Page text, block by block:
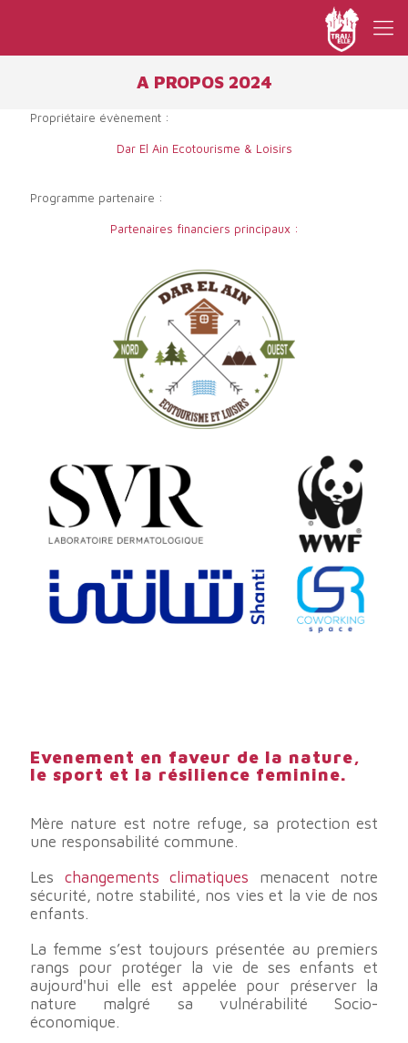
A PROPOS 2024
Propriétaire évènement :
Dar El Ain Ecotourisme & Loisirs
Programme partenaire :
Partenaires financiers principaux :
Evenement en faveur de la nature,
le sport et la résilience feminine.
Mère nature est notre refuge, sa protection est
une responsabilité commune.
Les changements climatiques menacent notre
sécurité, notre stabilité, nos vies et la vie de nos
enfants.
La femme s’est toujours présentée au premiers
rangs pour protéger la vie de ses enfants et
aujourd'hui elle est appelée pour préserver la
nature malgré sa vulnérabilité Socio-
économique.